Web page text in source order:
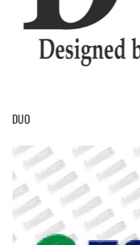
DUO